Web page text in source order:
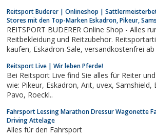
Reitsport Buderer | Onlineshop |
Stores mit den Top-Marken Eskadron, Pikeur,
REITSPORT BUDERER Online Shop - Alles
Reitbekleidung und Reitzubehör.
kaufen, Eskadron-Sale, versandkostenfrei ab 50€! Eine große
in einem Onlineshop für den Pferdesport.
ist, dann finden...
Reitsport Live | Wir leben Pferde!
Bei Reitsport Live find Sie alles für Reiter
wie: Pikeur, Eskadron, Arit, uvex, Samshield, Euroriding, Prestige,
Pavo, Roeckl..
Fahrsport Lessing Marathon Dressur Wagonette
Driving Attelage
Alles für den Fahrsport